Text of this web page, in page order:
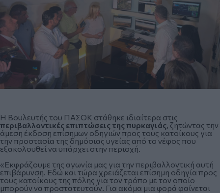
Η Βουλευτής του ΠΑΣΟΚ στάθηκε ιδιαίτερα στις
περιβαλλοντικές επιπτώσεις της πυρκαγιάς, ζητώντας την
άμεση έκδοση επίσημων οδηγιών προς τους κατοίκους για
την προστασία της δημόσιας υγείας από το νέφος που
εξακολουθεί να υπάρχει στην περιοχή.
«Εκφράζουμε της αγωνία μας για την περιβαλλοντική αυτή
επιβάρυνση. Εδώ και τώρα χρειάζεται επίσημη οδηγία προς
τους κατοίκους της πόλης για τον τρόπο με τον οποίο
μπορούν να προστατευτούν. Για ακόμα μια φορά φαίνεται